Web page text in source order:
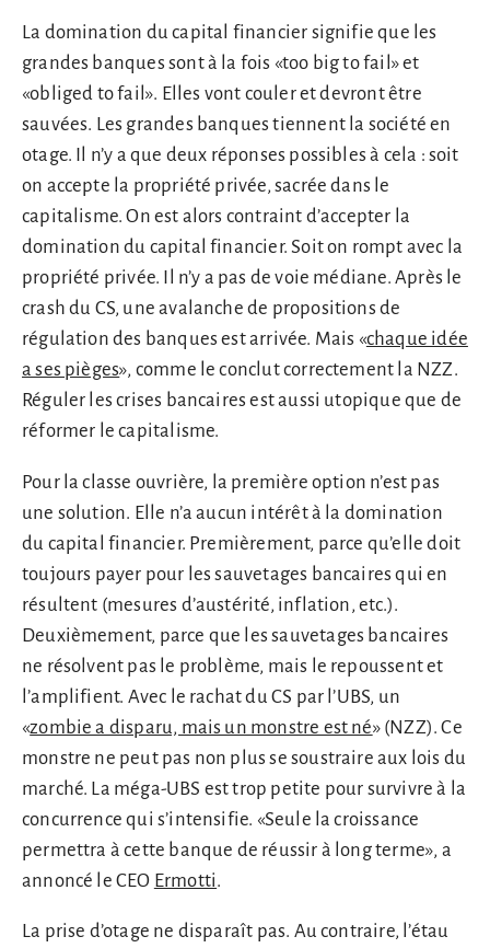
La domination du capital financier signifie que les
grandes banques sont à la fois «too big to fail» et
«obliged to fail». Elles vont couler et devront être
sauvées. Les grandes banques tiennent la société en
otage. Il n’y a que deux réponses possibles à cela : soit
on accepte la propriété privée, sacrée dans le
capitalisme. On est alors contraint d’accepter la
domination du capital financier. Soit on rompt avec la
propriété privée. Il n’y a pas de voie médiane. Après le
crash du CS, une avalanche de propositions de
régulation des banques est arrivée. Mais «chaque idée
a ses pièges», comme le conclut correctement la NZZ.
Réguler les crises bancaires est aussi utopique que de
réformer le capitalisme.
Pour la classe ouvrière, la première option n’est pas
une solution. Elle n’a aucun intérêt à la domination
du capital financier. Premièrement, parce qu’elle doit
toujours payer pour les sauvetages bancaires qui en
résultent (mesures d’austérité, inflation, etc.).
Deuxièmement, parce que les sauvetages bancaires
ne résolvent pas le problème, mais le repoussent et
l’amplifient. Avec le rachat du CS par l’UBS, un
«zombie a disparu, mais un monstre est né» (NZZ). Ce
monstre ne peut pas non plus se soustraire aux lois du
marché. La méga-UBS est trop petite pour survivre à la
concurrence qui s’intensifie. «Seule la croissance
permettra à cette banque de réussir à long terme», a
annoncé le CEO Ermotti.
La prise d’otage ne disparaît pas. Au contraire, l’étau